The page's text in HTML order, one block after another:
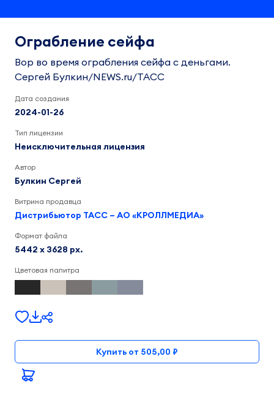
Ограбление сейфа
Вор во время ограбления сейфа с деньгами.
Сергей Булкин/NEWS.ru/ТАСС
Дата создания
2024-01-26
Тип лицензии
Неисключительная лицензия
Автор
Булкин Сергей
Витрина продавца
Дистрибьютор ТАСС – АО «КРОЛЛМЕДИА»
Формат файла
5442 x 3628 px.
Цветовая палитра
Купить от 505,00 ₽